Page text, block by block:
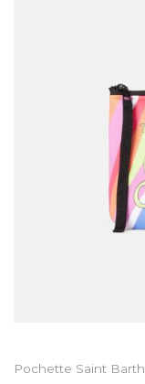
Pochette Saint Barth